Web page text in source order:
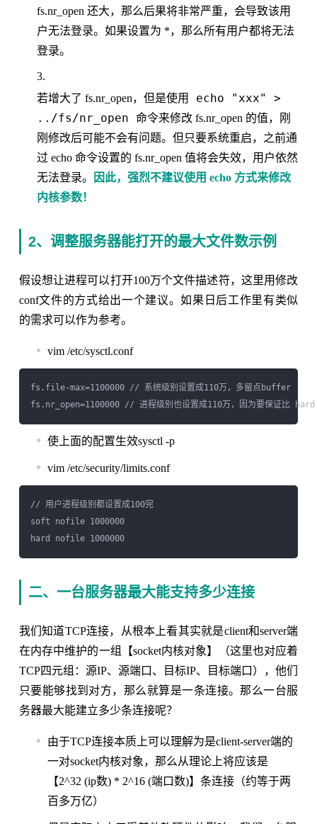
fs.nr_open 还大，那么后果将非常严重，会导致该用
户无法登录。如果设置为 *，那么所有用户都将无法
登录。
若增大了 fs.nr_open，但是使用
echo "xxx" >
../fs/nr_open
命令来修改 fs.nr_open 的值，刚
刚修改后可能不会有问题。但只要系统重启，之前通
过 echo 命令设置的 fs.nr_open 值将会失效，用户依然
无法登录。
因此，强烈不建议使用 echo 方式来修改
内核参数！
2、调整服务器能打开的最大文件数示例
假设想让进程可以打开100万个文件描述符，这里用修改
conf文件的方式给出一个建议。如果日后工作里有类似
的需求可以作为参考。
vim /etc/sysctl.conf
fs.file-max=1100000 // 系统级别设置成110万，多留点buffer
使上面的配置生效sysctl -p
vim /etc/security/limits.conf
// 用户进程级别都设置成100完
soft nofile 1000000
hard nofile 1000000
二、一台服务器最大能支持多少连接
我们知道TCP连接，从根本上看其实就是client和server端
在内存中维护的一组【socket内核对象】（这里也对应着
TCP四元组：源IP、源端口、目标IP、目标端口），他们
只要能够找到对方，那么就算是一条连接。那么一台服
务器最大能建立多少条连接呢？
由于TCP连接本质上可以理解为是client-server端的
一对socket内核对象，那么从理论上将应该是
【2^32 (ip数) * 2^16 (端口数)】条连接（约等于两
百多万亿）